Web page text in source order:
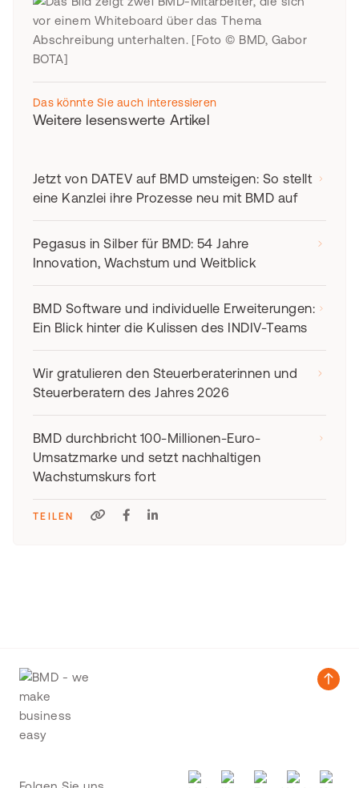
Das könnte Sie auch interessieren
Weitere lesenswerte Artikel
Jetzt von DATEV auf BMD umsteigen: So stellt
eine Kanzlei ihre Prozesse neu mit BMD auf
Pegasus in Silber für BMD: 54 Jahre
Innovation, Wachstum und Weitblick
BMD Software und individuelle Erweiterungen:
Ein Blick hinter die Kulissen des INDIV-Teams
Wir gratulieren den Steuerberaterinnen und
Steuerberatern des Jahres 2026
BMD durchbricht 100-Millionen-Euro-
Umsatzmarke und setzt nachhaltigen
Wachstumskurs fort
TEILEN